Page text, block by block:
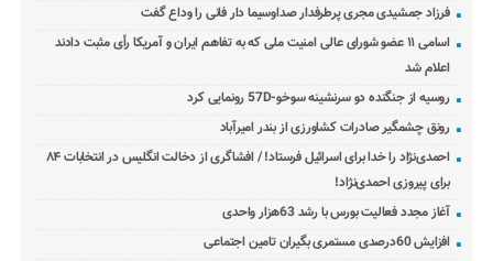
فرزاد جمشیدی مجری پرطرفدار صداوسیما دار فانی را وداع گفت
اسامی ۱۱ عضو شورای عالی امنیت ملی که به تفاهم ایران و آمریکا رأی مثبت دادند
اعلام شد
روسیه از جنگنده دو سرنشینه سوخو-57D رونمایی کرد
رونق چشمگیر صادرات کشاورزی از بندر امیرآباد
احمدی‌نژاد را خدا برای اسرائیل فرستاد! / افشاگری از دخالت انگلیس در انتخابات ۸۴
برای پیروزی احمدی‌نژاد!
آغاز مجدد فعالیت بورس با رشد 63هزار واحدی
افزایش 60درصدی مستمری بگیران تامین اجتماعی